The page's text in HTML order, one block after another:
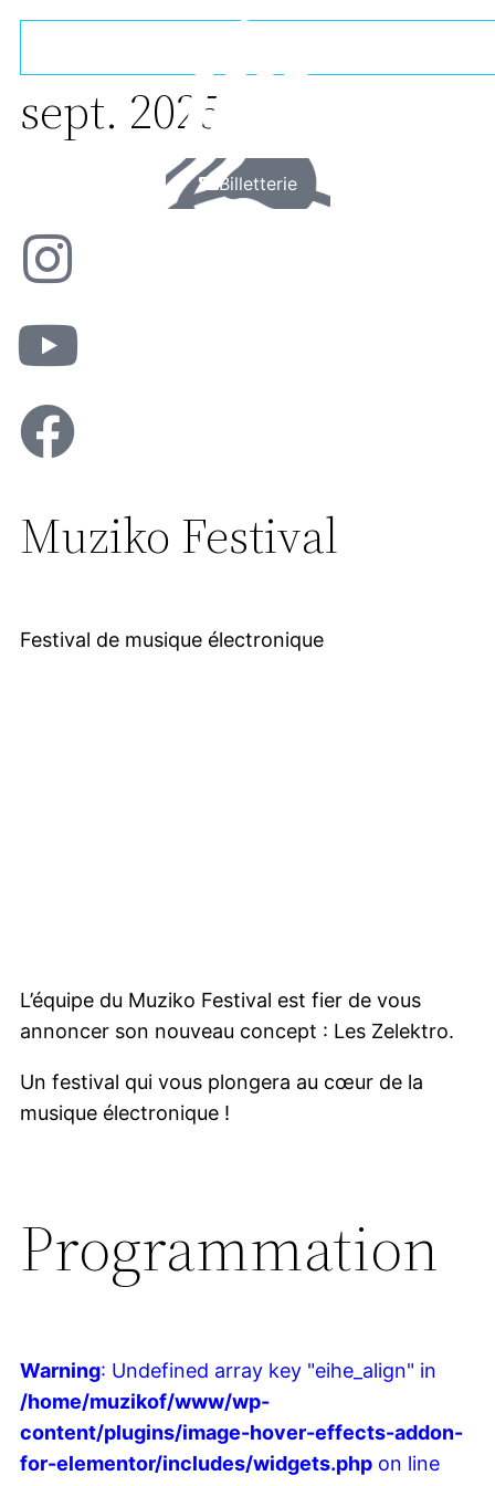
sept. 2025
Billetterie
Muziko Festival
Festival de musique électronique
L’équipe du Muziko Festival est fier de vous
annoncer son nouveau concept : Les Zelektro.
Un festival qui vous plongera au cœur de la
musique électronique !
Programmation
Warning: Undefined array key "eihe_align" in
/home/muzikof/www/wp-
content/plugins/image-hover-effects-addon-
for-elementor/includes/widgets.php on line